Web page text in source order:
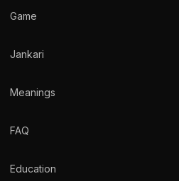
Game
Jankari
Meanings
FAQ
Education